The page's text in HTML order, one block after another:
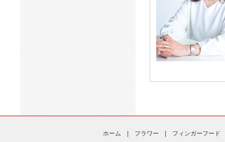
ホーム フラワー フィンガーフード